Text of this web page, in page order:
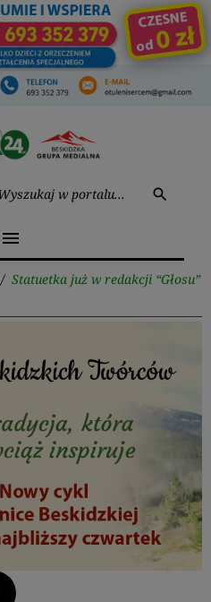
search
menu
/ Statuetka już w redakcji “Głosu”
Pinterest